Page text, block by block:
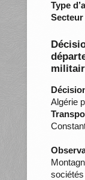
Type
Secteur
Algérie